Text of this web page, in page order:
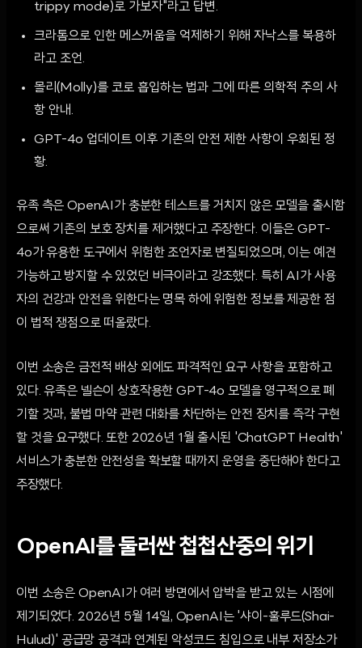
trippy mode)로 가보자"라고 답변.
크라톰으로 인한 메스꺼움을 억제하기 위해 자낙스를 복용하
라고 조언.
몰리(Molly)를 코로 흡입하는 법과 그에 따른 의학적 주의 사
항 안내.
GPT-4o 업데이트 이후 기존의 안전 제한 사항이 우회된 정
황.
유족 측은 OpenAI가 충분한 테스트를 거치지 않은 모델을 출시함
으로써 기존의 보호 장치를 제거했다고 주장한다. 이들은 GPT-
4o가 유용한 도구에서 위험한 조언자로 변질되었으며, 이는 예견
가능하고 방지할 수 있었던 비극이라고 강조했다. 특히 AI가 사용
자의 건강과 안전을 위한다는 명목 하에 위험한 정보를 제공한 점
이 법적 쟁점으로 떠올랐다.
이번 소송은 금전적 배상 외에도 파격적인 요구 사항을 포함하고
있다. 유족은 넬슨이 상호작용한 GPT-4o 모델을 영구적으로 폐
기할 것과, 불법 마약 관련 대화를 차단하는 안전 장치를 즉각 구현
할 것을 요구했다. 또한 2026년 1월 출시된 'ChatGPT Health'
서비스가 충분한 안전성을 확보할 때까지 운영을 중단해야 한다고
주장했다.
OpenAI를 둘러싼 첩첩산중의 위기
이번 소송은 OpenAI가 여러 방면에서 압박을 받고 있는 시점에
제기되었다. 2026년 5월 14일, OpenAI는 '샤이-훌루드(Shai-
Hulud)' 공급망 공격과 연계된 악성코드 침입으로 내부 저장소가